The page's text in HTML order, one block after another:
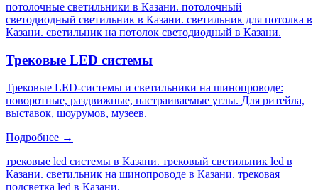
потолочные светильники в Казани. потолочный
светодиодный светильник в Казани. светильник для потолка в
Казани. светильник на потолок светодиодный в Казани.
Трековые LED системы
Трековые LED-системы и светильники на шинопроводе:
поворотные, раздвижные, настраиваемые углы. Для ритейла,
выставок, шоурумов, музеев.
Подробнее →
трековые led системы в Казани. трековый светильник led в
Казани. светильник на шинопроводе в Казани. трековая
подсветка led в Казани.